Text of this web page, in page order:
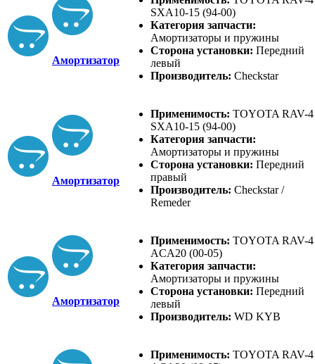
Амортизатор
SXA10-15 (94-00)
Категория запчасти:
Амортизаторы и пружины
Сторона установки: Передний
левый
Производитель: Checkstar
Амортизатор
Применимость: TOYOTA RAV-4
SXA10-15 (94-00)
Категория запчасти:
Амортизаторы и пружины
Сторона установки: Передний
правый
Производитель: Checkstar /
Remeder
Амортизатор
Применимость: TOYOTA RAV-4
ACA20 (00-05)
Категория запчасти:
Амортизаторы и пружины
Сторона установки: Передний
левый
Производитель: WD KYB
Применимость: TOYOTA RAV-4